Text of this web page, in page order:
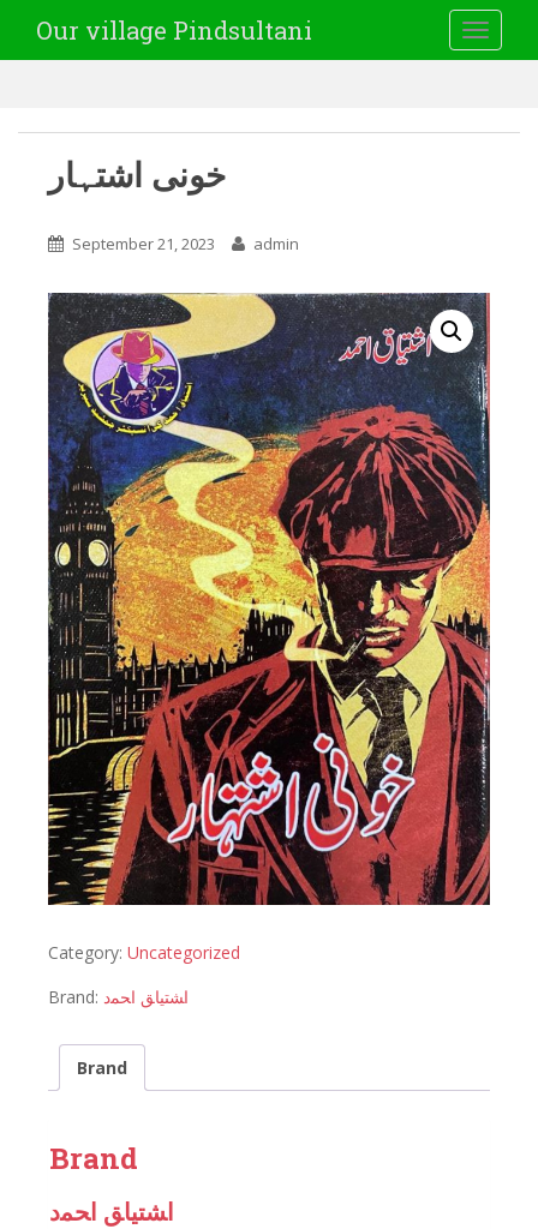
Our village Pindsultani
خونی اشتہار
September 21, 2023 admin
Category: Uncategorized
Brand: اﺸﺘﻴﺎﻖ اﺤﻤﺩ
Brand
Brand
اﺸﺘﻴﺎﻖ اﺤﻤﺩ